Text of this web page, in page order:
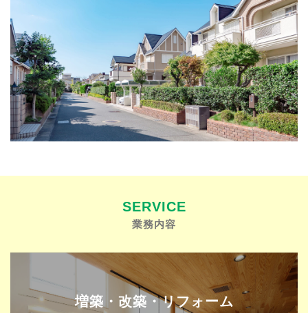
SERVICE
業務内容
増築・改築・リフォーム